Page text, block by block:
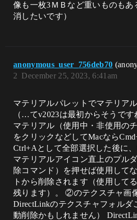
像も一枚3ＭＢなど重いものもあ
消したいです） ​
anonymous_user_756deb70
December 25, 2023, 6:41am
2
マテリアルパレットでマテリア
（…てv2023は最初からそうで
マテリアル（使用中・非使用の
をクリックなどしてMacなら
Ctrl+Aとして全部選択した後に
マテリアルアイコン直上のプル
除コマンド）を押せば使用して
トから削除されます（使用して
残ります）。 ②のテクスチャ画
DirectLinkのテクスチャフォルダ
動削除かもしれません）